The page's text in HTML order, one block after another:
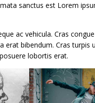
sanctus est Lorem
ac vehicula. Cras
erat bibendum. Cras turpis
lobortis erat.